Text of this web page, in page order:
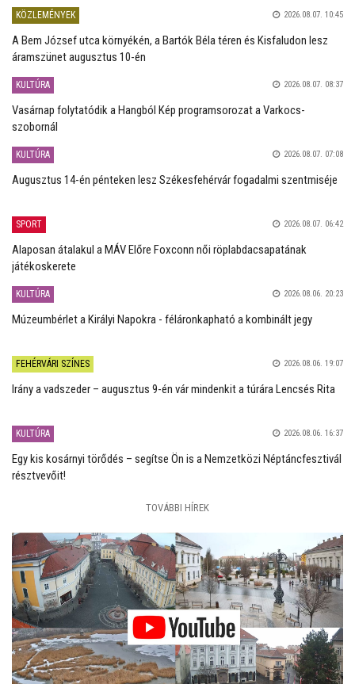
KÖZLEMÉNYEK 2026.08.07. 10:45
A Bem József utca környékén, a Bartók Béla téren és Kisfaludon lesz
áramszünet augusztus 10-én
KULTÚRA 2026.08.07. 08:37
Vasárnap folytatódik a Hangból Kép programsorozat a Varkocs-
szobornál
KULTÚRA 2026.08.07. 07:08
Augusztus 14-én pénteken lesz Székesfehérvár fogadalmi szentmiséje
SPORT 2026.08.07. 06:42
Alaposan átalakul a MÁV Előre Foxconn női röplabdacsapatának
játékoskerete
KULTÚRA 2026.08.06. 20:23
Múzeumbérlet a Királyi Napokra - féláronkapható a kombinált jegy
FEHÉRVÁRI SZÍNES 2026.08.06. 19:07
Irány a vadszeder – augusztus 9-én vár mindenkit a túrára Lencsés Rita
KULTÚRA 2026.08.06. 16:37
Egy kis kosárnyi törődés – segítse Ön is a Nemzetközi Néptáncfesztivál
résztvevőit!
TOVÁBBI HÍREK